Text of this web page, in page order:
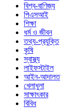
বিশ্ব-বাণিজ্য
পিএসআই
শিক্ষা
ধর্ম ও জীবন
তথ্য-প্রযুক্তি
কৃষি
স্বাস্থ্য
লাইফস্টাইল
আইন-আদালত
খেলাধুলা
সাক্ষাৎকার
বিবিধ